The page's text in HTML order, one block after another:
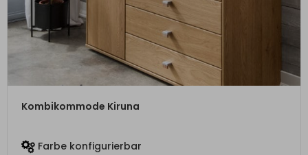
Kombikommode Kiruna
Farbe konfigurierbar